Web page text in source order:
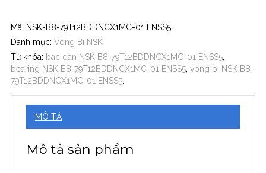
Mã: NSK-B8-79T12BDDNCX1MC-01 ENSS5
Danh mục: Vòng Bi NSK
Từ khóa: bac dan NSK B8-79T12BDDNCX1MC-01 ENSS5
bearing NSK B8-79T12BDDNCX1MC-01 ENSS5 vong bi NSK B8-
79T12BDDNCX1MC-01 ENSS5
MÔ TẢ
Mô tả sản phẩm